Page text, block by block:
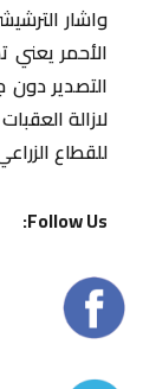
واشار
الأحمر
التصدير
لازالة
للقطاع
Follow Us: